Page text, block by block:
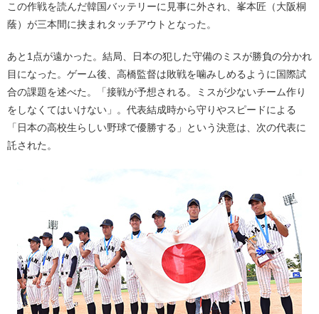
この作戦を読んだ韓国バッテリーに見事に外され、峯本匠（大阪桐
蔭）が三本間に挟まれタッチアウトとなった。
あと1点が遠かった。結局、日本の犯した守備のミスが勝負の分かれ
目になった。ゲーム後、高橋監督は敗戦を噛みしめるように国際試
合の課題を述べた。「接戦が予想される。ミスが少ないチーム作り
をしなくてはいけない」。代表結成時から守りやスピードによる
「日本の高校生らしい野球で優勝する」という決意は、次の代表に
託された。